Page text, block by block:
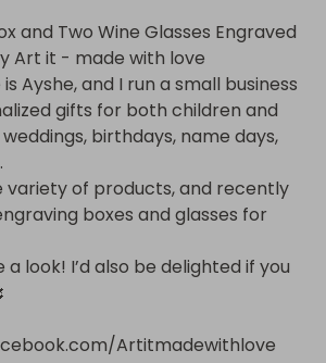
сега и станете част от нашето
което разпръсква любов и
че заедно превръщаме любовта в
на хората, които имат най-
Charity Raffle
Day, we invite you to join
dedicated to an incredibly
– sending another truckload of
hospitals, nursing homes,
in need.
and Two Wine Glasses Engraved
Art it - made with love
Ayshe, and I run a small business
gifts for both children and
birthdays, name days,
variety of products, and recently
boxes and glasses for
look! I’d also be delighted if you
Artitmadewithlove